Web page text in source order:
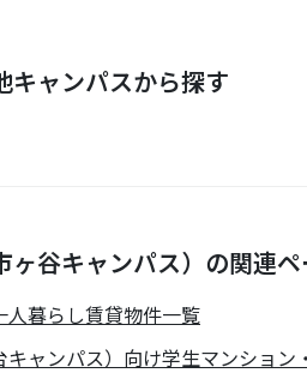
キャンパスから探す
ヶ谷キャンパス）の関連
人暮らし賃貸物件一覧
ャンパス）向け学生マンション